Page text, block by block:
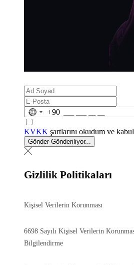
No
selected
+90
KVKK şartlarını okudum ve
Gönder Gönderiliyor...
Gizlilik Politikaları
Kişisel Verilerin Korunması
6698 Sayılı Kişisel Verilerin
Bilgilendirme